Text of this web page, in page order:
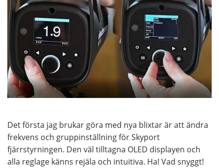
Det första jag brukar göra med nya blixtar är att ändra
frekvens och gruppinställning för Skyport
fjärrstyrningen. Den väl tilltagna OLED displayen och
alla reglage känns rejäla och intuitiva. Ha! Vad snyggt!